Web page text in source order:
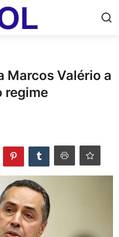
Marcos Valério a
regime